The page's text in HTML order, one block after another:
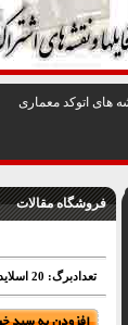
های اتوکد معماری
فروشگاه مقالات
تعدادبرگ: 20 اسلاید بهمراه نقشه و تصاویر